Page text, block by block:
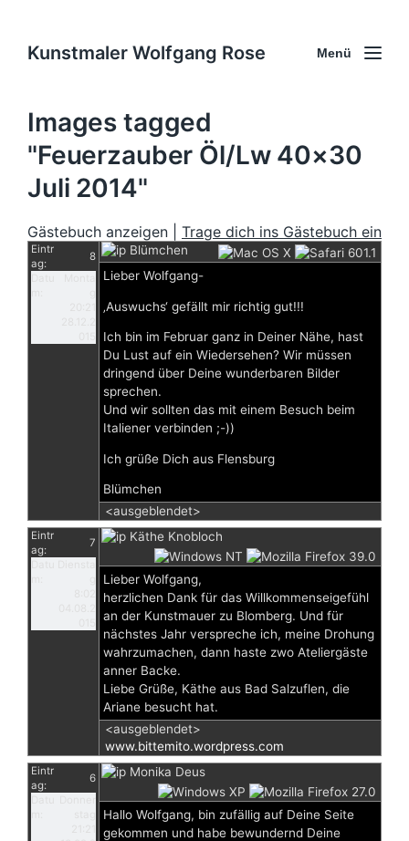
Kunstmaler Wolfgang Rose Menü
Images tagged
"Feuerzauber Öl/Lw 40×30
Juli 2014"
Gästebuch anzeigen | Trage dich ins Gästebuch ein
Eintr
ag:
8
Blümchen
Lieber Wolfgang-
‚Auswuchs‘ gefällt mir richtig gut!!!
Ich bin im Februar ganz in Deiner Nähe, hast
Du Lust auf ein Wiedersehen? Wir müssen
dringend über Deine wunderbaren Bilder
sprechen.
Und wir sollten das mit einem Besuch beim
Italiener verbinden ;-))
Ich grüße Dich aus Flensburg
Blümchen
<ausgeblendet>
Eintr
ag:
7
Käthe Knobloch
Lieber Wolfgang,
herzlichen Dank für das Willkommenseigefühl
an der Kunstmauer zu Blomberg. Und für
nächstes Jahr verspreche ich, meine Drohung
wahrzumachen, dann haste zwo Ateliergäste
anner Backe.
Liebe Grüße, Käthe aus Bad Salzuflen, die
Ariane besucht hat.
<ausgeblendet>
www.bittemito.wordpress.com
Eintr
ag:
6
Monika Deus
Hallo Wolfgang, bin zufällig auf Deine Seite
gekommen und habe bewundernd Deine